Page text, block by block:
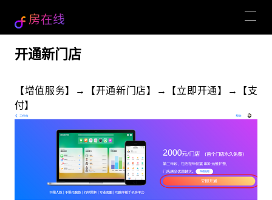
房在线
开通新门店
【增值服务】→【开通新门店】→【立即开通】→【支
付】